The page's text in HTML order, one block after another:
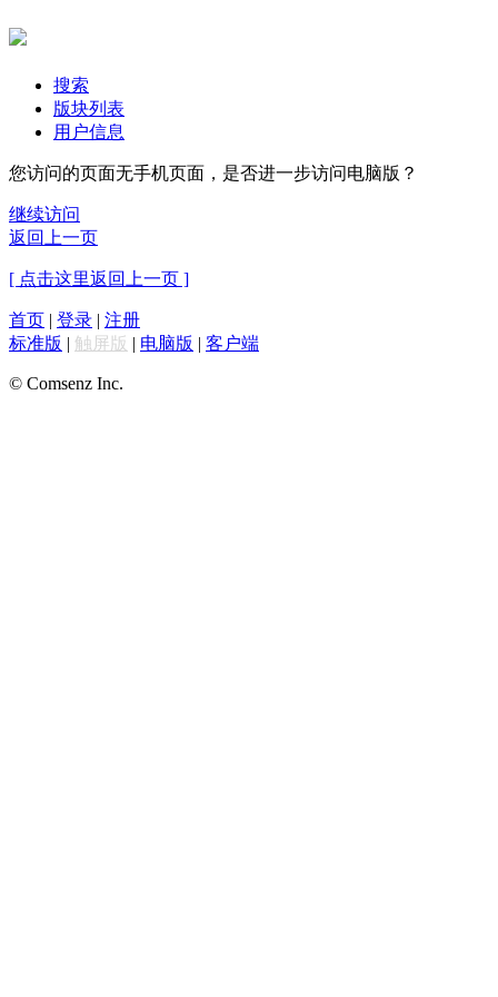
搜索
版块列表
用户信息
您访问的页面无手机页面，是否进一步访问电脑版？
继续访问
返回上一页
[ 点击这里返回上一页 ]
首页 | 登录 | 注册
标准版 | 触屏版 | 电脑版 | 客户端
© Comsenz Inc.